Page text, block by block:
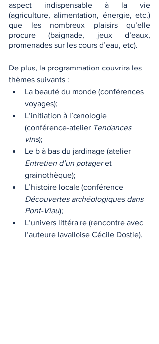
aspect indispensable à la vie
(agriculture, alimentation, énergie, etc.)
que les nombreux plaisirs qu’elle
procure (baignade, jeux d’eaux,
promenades sur les cours d’eau, etc).
De plus, la programmation couvrira les
thèmes suivants :
La beauté du monde (conférences
voyages);
L’initiation à l’œnologie
(conférence-atelier Tendances
vins);
Le b à bas du jardinage (atelier
Entretien d’un potager et
grainothèque);
L’histoire locale (conférence
Découvertes archéologiques dans
Pont-Viau);
L’univers littéraire (rencontre avec
l’auteure lavalloise Cécile Dostie).